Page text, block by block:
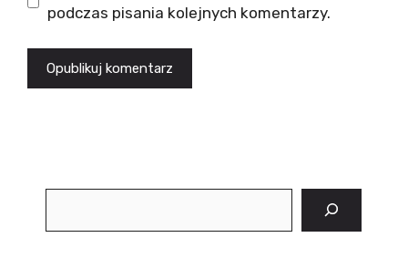
podczas pisania kolejnych komentarzy.